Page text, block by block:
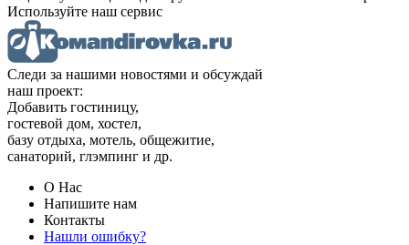
Используйте наш сервис
Следи за нашими новостями и обсуждай
наш проект:
Добавить гостиницу,
гостевой дом, хостел,
базу отдыха, мотель, общежитие,
санаторий, глэмпинг и др.
О Нас
Напишите нам
Контакты
Нашли ошибку?